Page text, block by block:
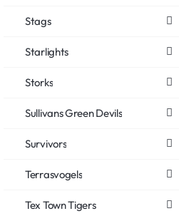
Stags
Starlights
Storks
Sullivans Green Devils
Survivors
Terrasvogels
Tex Town Tigers